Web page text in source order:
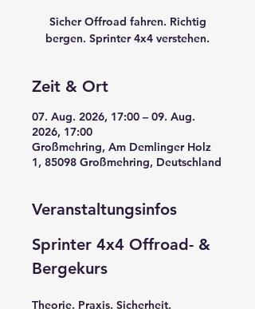
Sicher Offroad fahren. Richtig
bergen. Sprinter 4x4 verstehen.
Zeit & Ort
07. Aug. 2026, 17:00 – 09. Aug.
2026, 17:00
Großmehring, Am Demlinger Holz
1, 85098 Großmehring, Deutschland
Veranstaltungsinfos
Sprinter 4x4 Offroad- &
Bergekurs
Theorie. Praxis. Sicherheit.